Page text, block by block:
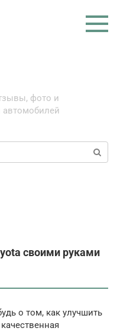
фото и
автомобилей
своими руками
о том, как улучшить